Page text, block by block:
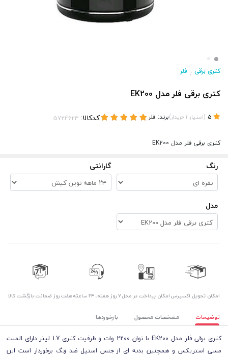
کتری برقی / فلر
کتری برقی فلر مدل EK200
(امتیاز 1خریدار)برند: فلر کدکالا:
کتری برقی فلر مدل EK200
رنگ گارانتی
مدل
اﻣﮑﺎن ﺗﺤﻮﯾﻞ اﮐﺴﭙﺮسامکان پرداخت در محل۷ روز ﻫﻔﺘﻪ، ۲۴ ﺳﺎﻋﺘﻪ هفت روز ضمانت بازگشت کالا
توضیحات مشخصات محصول بازخوردها
کتری برقی فلر مدل EK200 با توان 2200 وات و ظرفیت کتری 1.7 لیتر دارای المنت
مسی استریکس و همچنین بدنه ای از جنس استیل ضد زنگ برخوردار است این